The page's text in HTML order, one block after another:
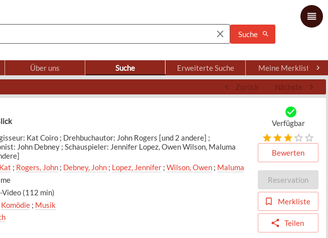
Suche
Über uns Suche Erweiterte Suche Meine Merkliste
Zurück Nächste
Kat Coiro ; Drehbuchautor: John Rogers [und 2 andere] ;
John Debney ; Schauspieler: Jennifer Lopez, Owen Wilson, Maluma
; Rogers, John; Debney, John; Lopez, Jennifer; Wilson, Owen; Maluma
Video (112 min)
Komödie; Musik
Verfügbar
Bewerten
Reservation
Merkliste
Teilen